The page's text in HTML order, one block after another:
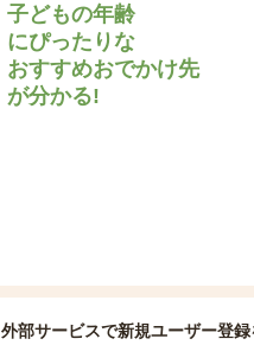
子どもの年齢
にぴったりな
おすすめおでかけ先
が分かる!
外部サービスで新規ユーザー登録